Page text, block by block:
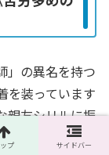
」の異名を持つ
を装っています
親友シリルに振
ロレッタの力を
プ サイドバー